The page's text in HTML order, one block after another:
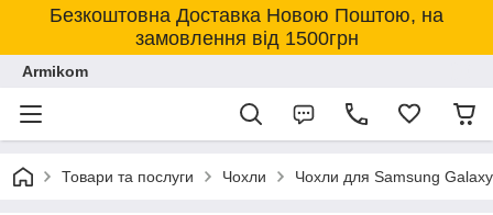
Безкоштовна Доставка Новою Поштою, на
замовлення від 1500грн
Armikom
Товари та послуги Чохли Чохли для Samsung Galaxy